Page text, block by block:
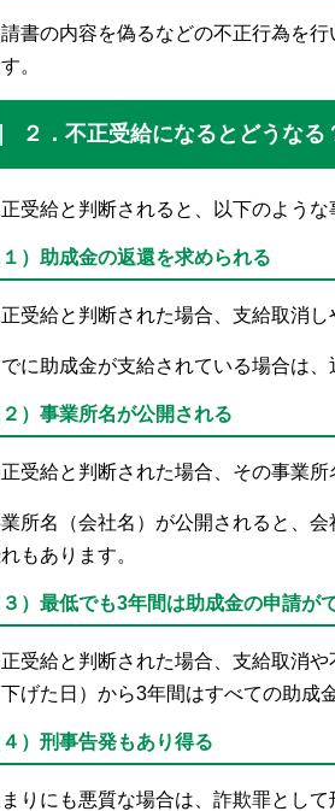
書の内容を偽るなどの不正行為を
。
２．不正受給になるとどうなる
受給と判断されると、以下のような
１）助成金の返還を求められる
受給と判断された場合、支給取消し
に助成金が支給されている場合は、
２）事業所名が公開される
受給と判断された場合、その事業所
所名（会社名）が公開されると、
もあります。
３）最低でも3年間は助成金の申請が
受給と判断された場合、支給取消
下げた日）から3年間はすべての助成
４）刑事告発もあり得る
りにも悪質な場合は、詐欺罪として